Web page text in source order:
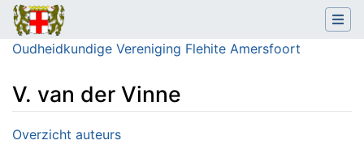
Oudheidkundige Vereniging Flehite Amersfoort
V. van der Vinne
Ga naar:navigatie,
Overzicht auteurs